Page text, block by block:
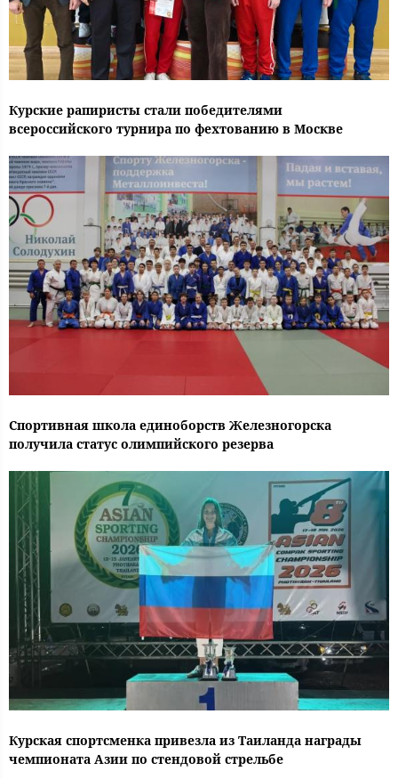
Курские рапиристы стали победителями
всероссийского турнира по фехтованию в Москве
Спортивная школа единоборств Железногорска
получила статус олимпийского резерва
Курская спортсменка привезла из Таиланда награды
чемпионата Азии по стендовой стрельбе